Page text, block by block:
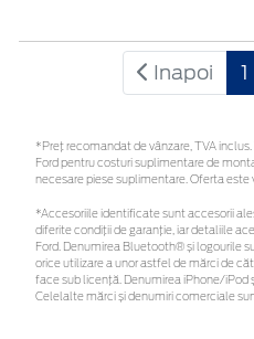
Inapoi 1
*Preţ recomandat de vânzare, TVA
Ford pentru costuri suplimentare de
necesare piese suplimentare. Oferta
*Accesoriile identificate sunt accesorii
diferite condiții de garanție, iar detaliile
Ford. Denumirea Bluetooth® și logourile
orice utilizare a unor astfel de mărci de
face sub licență. Denumirea iPhone/iPod
Celelalte mărci și denumiri comerciale